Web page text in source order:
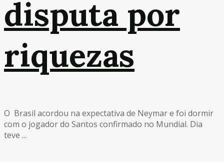
disputa por
riquezas
O Brasil acordou na expectativa de Neymar e foi dormir
com o jogador do Santos confirmado no Mundial. Dia
teve ...